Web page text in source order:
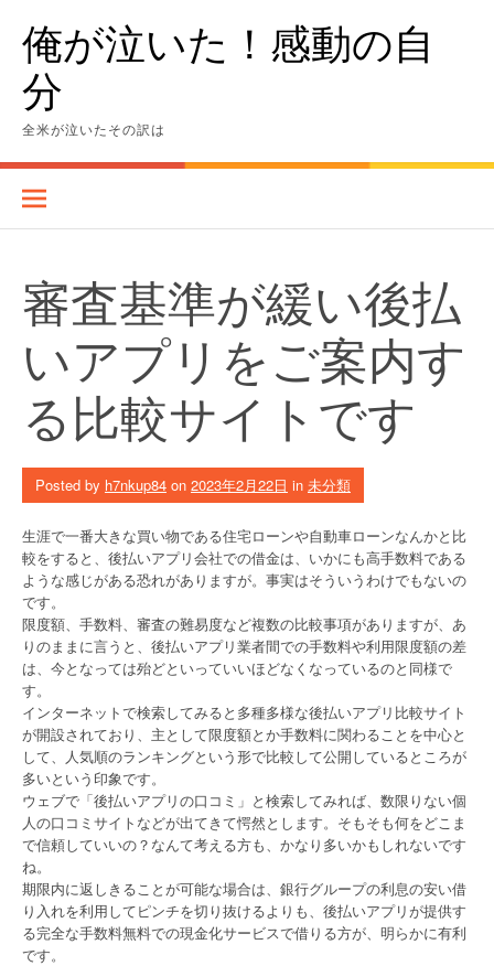
content俺が泣いた！感動の自
分
全米が泣いたその訳は
審査基準が緩い後払
いアプリをご案内す
る比較サイトです
Posted by h7nkup84 on 2023年2月22日 in 未分類
生涯で一番大きな買い物である住宅ローンや自動車ローンなんかと比
較をすると、後払いアプリ会社での借金は、いかにも高手数料である
ような感じがある恐れがありますが。事実はそういうわけでもないの
です。
限度額、手数料、審査の難易度など複数の比較事項がありますが、あ
りのままに言うと、後払いアプリ業者間での手数料や利用限度額の差
は、今となっては殆どといっていいほどなくなっているのと同様で
す。
インターネットで検索してみると多種多様な後払いアプリ比較サイト
が開設されており、主として限度額とか手数料に関わることを中心と
して、人気順のランキングという形で比較して公開しているところが
多いという印象です。
ウェブで「後払いアプリの口コミ」と検索してみれば、数限りない個
人の口コミサイトなどが出てきて愕然とします。そもそも何をどこま
で信頼していいの？なんて考える方も、かなり多いかもしれないです
ね。
期限内に返しきることが可能な場合は、銀行グループの利息の安い借
り入れを利用してピンチを切り抜けるよりも、後払いアプリが提供す
る完全な手数料無料での現金化サービスで借りる方が、明らかに有利
です。